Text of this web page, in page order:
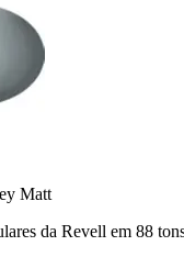
Matt
da Revell em 88